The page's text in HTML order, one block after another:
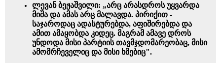
ლევან ბეჟაშვილი: „არც არასდროს უყვარდა
მიშა და ამას არც მალავდა. პირიქით -
საჯაროდაც ადასტურებდა, აფიშირებდა და
ამით ამაყობდა კიდეც. მაგრამ ამავე დროს
უნდოდა მისი პარტიის თავმჯდომარეობაც, მისი
ამომრჩეველიც და მისი ხმებიც".